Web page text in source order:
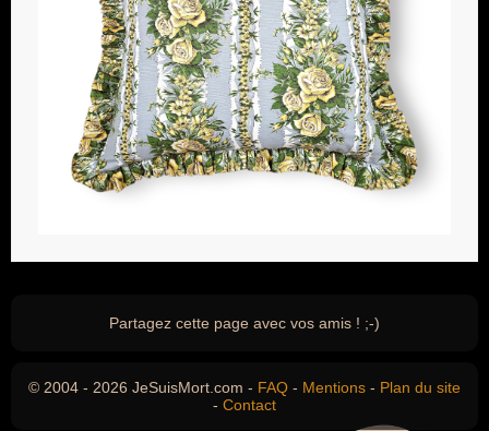
Partagez cette page avec vos amis ! ;-)
© 2004 - 2026 JeSuisMort.com - FAQ - Mentions - Plan du site
- Contact